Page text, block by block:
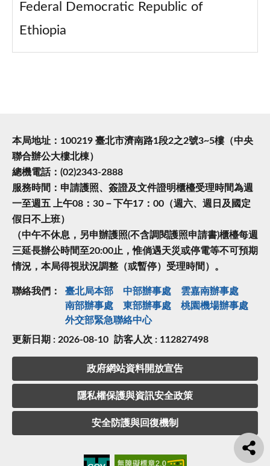
Federal Democratic Republic of
Ethiopia
本局地址：100219 臺北市濟南路1段2之2號3~5樓（中央
聯合辦公大樓北棟）
總機電話：(02)2343-2888
服務時間：申請護照、簽證及文件證明櫃檯受理時間為週
一至週五 上午08：30－下午17：00（週六、週日及國定
假日不上班）
（中午不休息，另申辦護照(不含調閱護照申請書)櫃檯每週
三延長辦公時間至20:00止，惟倘遇天災或停電等不可預期
情況，本局得視狀況調整（或暫停）受理時間）。
聯絡我們： 臺北局本部 中部辦事處
雲嘉南辦事處
南部辦事處
東部辦事處
桃園機場辦事處
外交部緊急聯絡中⼼
更新日期 : 2026-08-10 訪客人次 : 112827498
政府網站資料開放宣告
隱私權保護與資訊安全政策
安全防護與回復機制